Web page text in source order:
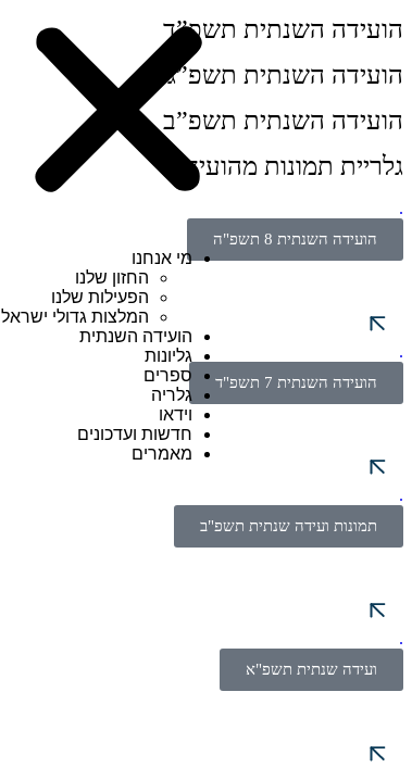
מי אנחנו
החזון שלנו
הפעילות שלנו
המלצות גדולי ישראל
הועידה השנתית
גליונות
ספרים
גלריה
וידאו
חדשות ועדכונים
מאמרים
הועידה השנתית תשפ”ד
הועידה השנתית תשפ”ג
הועידה השנתית תשפ”ב
גלריית תמונות מהועידות
.
הועידה השנתית 8 תשפ"ה
.
הועידה השנתית 7 תשפ"ד
.
תמונות ועידה שנתית תשפ"ב
.
ועידה שנתית תשפ"א